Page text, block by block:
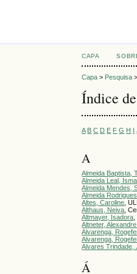
CAPA
Capa > Pesquisa
Índice
A B C D E F G H I
A
Almeida Baptista,
Almeida Leal,
Almeida Mendes,
Almeida
Altes, Caroline ,
Althaus, Neiva ,
Altmayer, Isadora
Altneter,
Alvarenga,
Alvarenga,
Alvares Trindade,
Á